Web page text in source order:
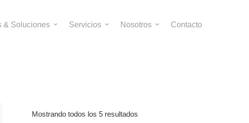
& Soluciones Servicios Nosotros Contacto
Mostrando todos los 5 resultados